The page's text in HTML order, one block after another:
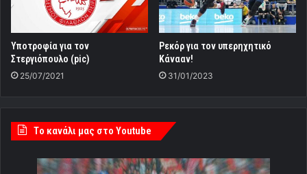
Υποτροφία για τον
Στεργιόπουλο (pic)
25/07/2021
Ρεκόρ για τον υπερηχητικό
Κάνααν!
31/01/2023
Tο κανάλι μας στο Youtube